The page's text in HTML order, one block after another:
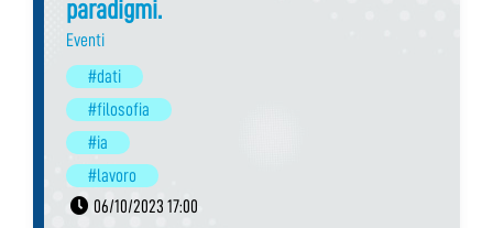
paradigmi.
Eventi
#dati
#filosofia
#ia
#lavoro
06/10/2023 17:00